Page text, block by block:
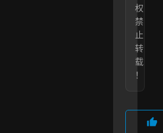
权
禁
止
转
载
！